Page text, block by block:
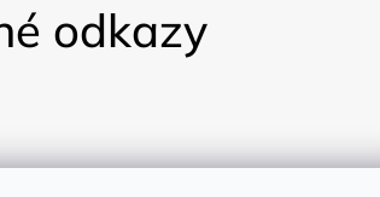
odkazy